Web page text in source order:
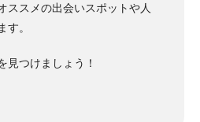
ススメの出会いスポットや人
す。
見つけましょう！